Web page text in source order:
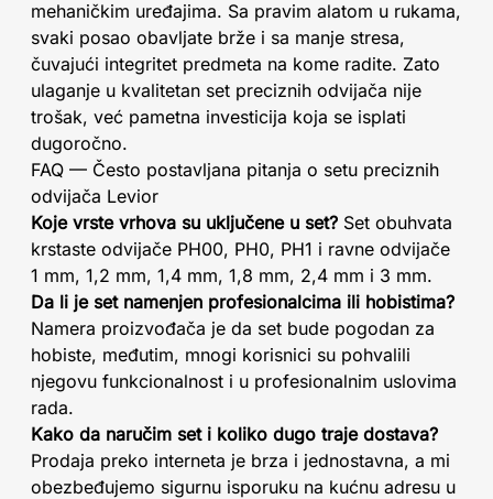
mehaničkim uređajima. Sa pravim alatom u rukama,
svaki posao obavljate brže i sa manje stresa,
čuvajući integritet predmeta na kome radite. Zato
ulaganje u kvalitetan set preciznih odvijača nije
trošak, već pametna investicija koja se isplati
dugoročno.
FAQ — Često postavljana pitanja o setu preciznih
odvijača Levior
Koje vrste vrhova su uključene u set? Set obuhvata
krstaste odvijače PH00, PH0, PH1 i ravne odvijače
1 mm, 1,2 mm, 1,4 mm, 1,8 mm, 2,4 mm i 3 mm.
Da li je set namenjen profesionalcima ili hobistima?
Namera proizvođača je da set bude pogodan za
hobiste, međutim, mnogi korisnici su pohvalili
njegovu funkcionalnost i u profesionalnim uslovima
rada.
Kako da naručim set i koliko dugo traje dostava?
Prodaja preko interneta je brza i jednostavna, a mi
obezbeđujemo sigurnu isporuku na kućnu adresu u